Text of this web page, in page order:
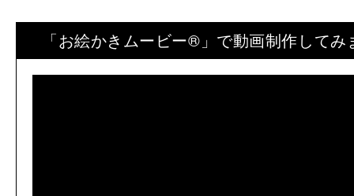
「お絵かきムービー®」で動画制作してみ